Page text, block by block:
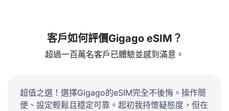
客戶如何評價Gigago eSIM？
超過一百萬名客戶已體驗並感到滿意。
超值之選！選擇Gigago的eSIM完全不後悔。操作簡
便、設定輕鬆且穩定可靠。起初我持懷疑態度，但在